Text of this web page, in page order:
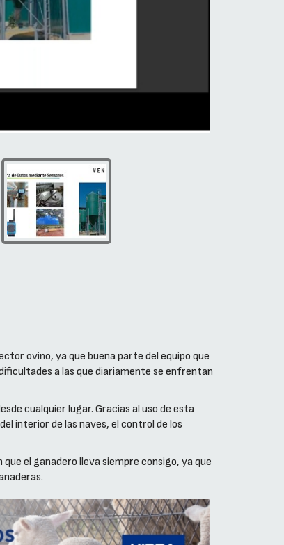
ovino, ya que buena parte del equipo que
a las que diariamente se enfrentan
cualquier lugar. Gracias al uso de esta
interior de las naves, el control de los
el ganadero lleva siempre consigo, ya que